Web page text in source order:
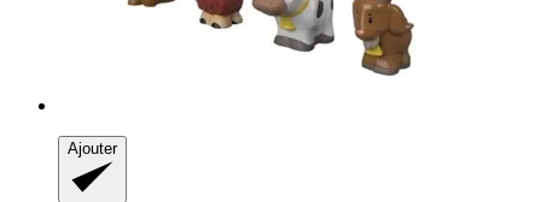
Ajouter